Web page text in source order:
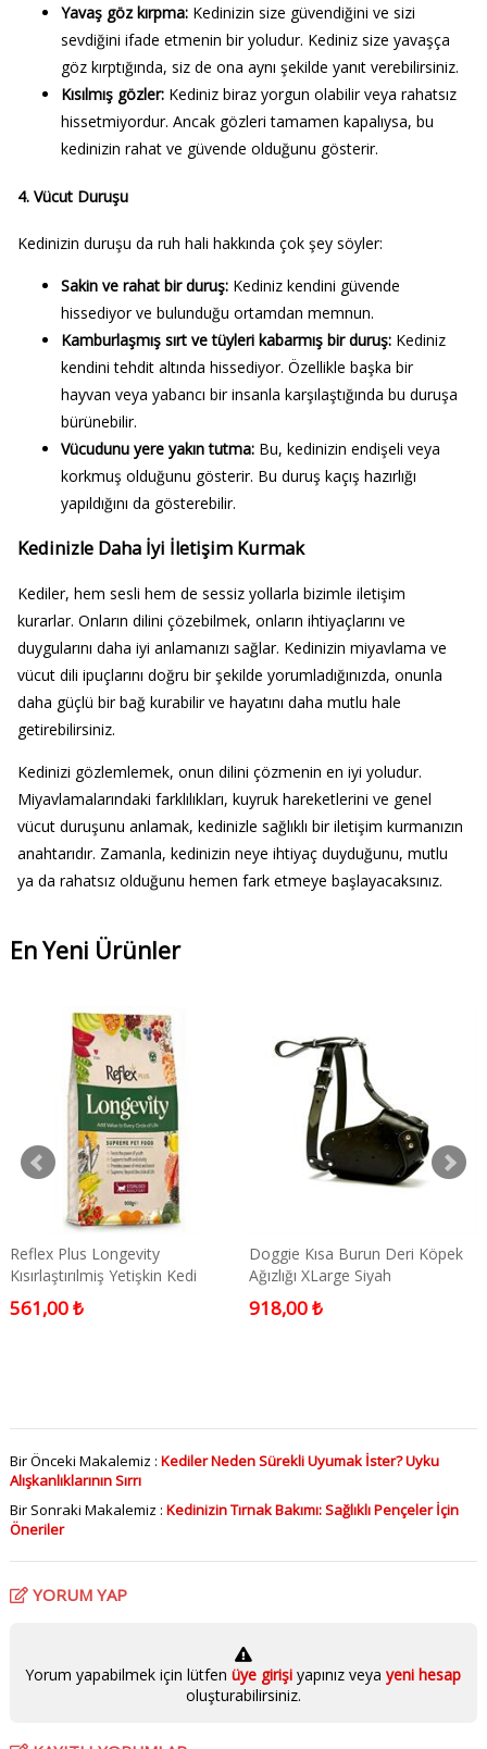
Yavaş göz kırpma:Kedinizin size güvendiğini ve sizi
sevdiğini ifade etmenin bir yoludur. Kediniz size yavaşça
göz kırptığında, siz de ona aynı şekilde yanıt verebilirsiniz.
Kısılmış gözler:Kediniz biraz yorgun olabilir veya rahatsız
hissetmiyordur. Ancak gözleri tamamen kapalıysa, bu
kedinizin rahat ve güvende olduğunu gösterir.
4. Vücut Duruşu
Kedinizin duruşu da ruh hali hakkında çok şey söyler:
Sakin ve rahat bir duruş:Kediniz kendini güvende
hissediyor ve bulunduğu ortamdan memnun.
Kamburlaşmış sırt ve tüyleri kabarmış bir duruş:Kediniz
kendini tehdit altında hissediyor. Özellikle başka bir
hayvan veya yabancı bir insanla karşılaştığında bu duruşa
bürünebilir.
Vücudunu yere yakın tutma:Bu, kedinizin endişeli veya
korkmuş olduğunu gösterir. Bu duruş kaçış hazırlığı
yapıldığını da gösterebilir.
Kedinizle Daha İyi İletişim Kurmak
Kediler, hem sesli hem de sessiz yollarla bizimle iletişim
kurarlar. Onların dilini çözebilmek, onların ihtiyaçlarını ve
duygularını daha iyi anlamanızı sağlar. Kedinizin miyavlama ve
vücut dili ipuçlarını doğru bir şekilde yorumladığınızda, onunla
daha güçlü bir bağ kurabilir ve hayatını daha mutlu hale
getirebilirsiniz.
Kedinizi gözlemlemek, onun dilini çözmenin en iyi yoludur.
Miyavlamalarındaki farklılıkları, kuyruk hareketlerini ve genel
vücut duruşunu anlamak, kedinizle sağlıklı bir iletişim kurmanızın
anahtarıdır. Zamanla, kedinizin neye ihtiyaç duyduğunu, mutlu
ya da rahatsız olduğunu hemen fark etmeye başlayacaksınız.
En Yeni Ürünler
Reflex Plus Longevity
Kısırlaştırılmiş Yetişkin Kedi
Maması 900 GR
561,00 ₺
Doggie Kısa Burun Deri Köpek
Ağızlığı XLarge Siyah
918,00 ₺
Bir Önceki Makalemiz : Kediler Neden Sürekli Uyumak İster? Uyku
Alışkanlıklarının Sırrı
Bir Sonraki Makalemiz : Kedinizin Tırnak Bakımı: Sağlıklı Pençeler İçin
Öneriler
YORUM YAP
Yorum yapabilmek için lütfenüye girişiyapınız veya yeni hesap
oluşturabilirsiniz.